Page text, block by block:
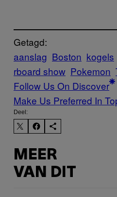
Getagd:
aanslag Boston kogels
rboard show Pokemon
Follow Us On Discover
Make Us Preferred In
Deel:
MEER
VAN DIT